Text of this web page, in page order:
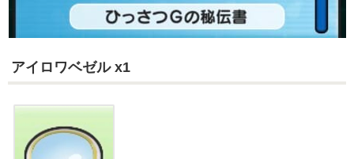
アイロワベゼル x1